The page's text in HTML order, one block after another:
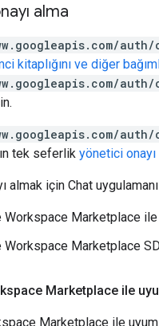
alma
kitaplığını ve diğer
tek seferlik yönetici onayı
almak için Chat
Workspace Marketplace
Workspace Marketplace
Marketplace ile
Marketplace ile